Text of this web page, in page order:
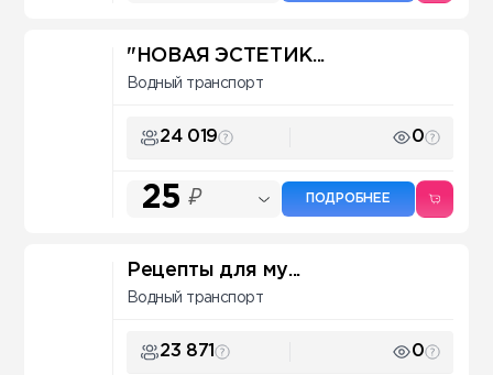
"НОВАЯ ЭСТЕТИК...
Водный транспорт
24 019 0
25 ₽ ПОДРОБНЕЕ
Рецепты для му...
Водный транспорт
23 871 0